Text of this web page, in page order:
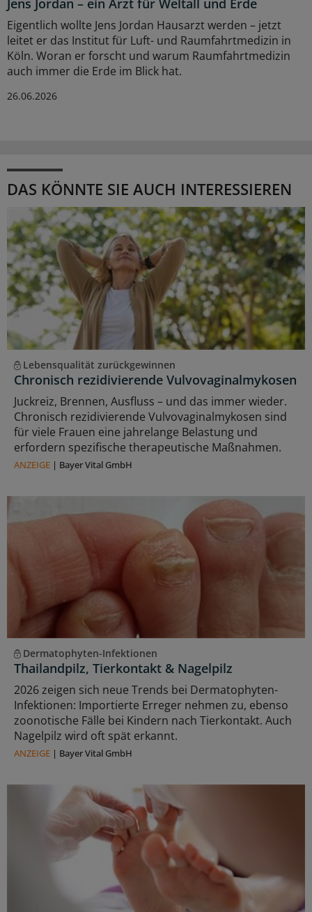
Jens Jordan – ein Arzt für Weltall und Erde
Eigentlich wollte Jens Jordan Hausarzt werden – jetzt
leitet er das Institut für Luft- und Raumfahrtmedizin in
Köln. Woran er forscht und warum Raumfahrtmedizin
auch immer die Erde im Blick hat.
26.06.2026
DAS KÖNNTE SIE AUCH INTERESSIEREN
Lebensqualität zurückgewinnen
Chronisch rezidivierende Vulvovaginalmykosen
Juckreiz, Brennen, Ausfluss – und das immer wieder.
Chronisch rezidivierende Vulvovaginalmykosen sind
für viele Frauen eine jahrelange Belastung und
erfordern spezifische therapeutische Maßnahmen.
ANZEIGE | Bayer Vital GmbH
Dermatophyten-Infektionen
Thailandpilz, Tierkontakt & Nagelpilz
2026 zeigen sich neue Trends bei Dermatophyten-
Infektionen: Importierte Erreger nehmen zu, ebenso
zoonotische Fälle bei Kindern nach Tierkontakt. Auch
Nagelpilz wird oft spät erkannt.
ANZEIGE | Bayer Vital GmbH